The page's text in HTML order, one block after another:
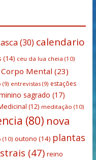
(30) calendario
(14) ceu da lua cheia (10)
Corpo Mental (23)
(9) entrevistas(9) estações
sagrado (17)
(12) meditação (10)
(80) nova
(10) outono (14) plantas
(47) reino